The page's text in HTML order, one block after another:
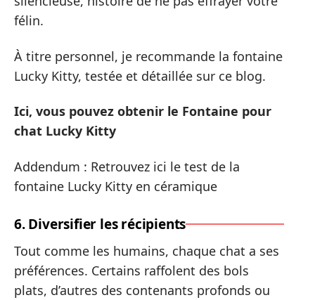
félin.
À titre personnel, je recommande la fontaine
Lucky Kitty, testée et détaillée sur ce blog.
Ici, vous pouvez obtenir le Fontaine pour
chat Lucky Kitty
Addendum : Retrouvez ici le test de la
fontaine Lucky Kitty en céramique
6. Diversifier les récipients
Tout comme les humains, chaque chat a ses
préférences. Certains raffolent des bols
plats, d’autres des contenants profonds ou